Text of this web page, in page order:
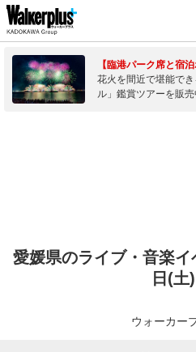
【臨港パーク席と宿
花火を間近で堪能で
ル」鑑賞ツアーを販売
愛媛県のライブ・音楽
日(土)
ウォーカー